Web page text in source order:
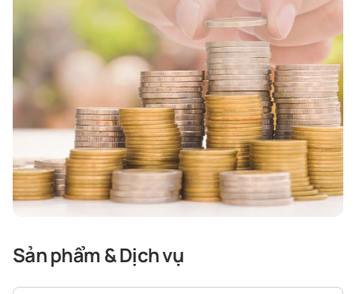
Sản phẩm & Dịch vụ